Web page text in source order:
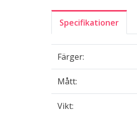
Specifikationer
Färger:
Mått:
Vikt: